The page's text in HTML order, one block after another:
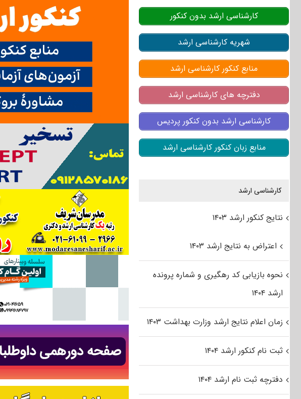
کارشناسی ارشد بدون کنکور
شهریه کارشناسی ارشد
منابع کنکور کارشناسی ارشد
دفترچه های کارشناسی ارشد
کارشناسی ارشد بدون کنکور پردیس
منابع زبان کنکور کارشناسی ارشد
کارشناسی ارشد
نتایج کنکور ارشد ۱۴۰۳
اعتراض به نتایج ارشد ۱۴۰۳
نحوه بازیابی کد رهگیری و شماره پرونده
ارشد ۱۴۰۴
زمان اعلام نتایج ارشد وزارت بهداشت ۱۴۰۳
ثبت نام کنکور ارشد ۱۴۰۴
دفترچه ثبت نام ارشد ۱۴۰۴